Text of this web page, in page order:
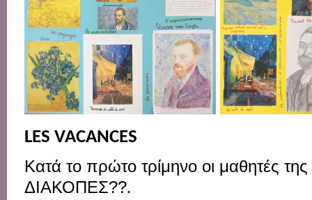
LES VACANCES
Κατά το πρώτο τρίμηνο οι μαθητές της
ΔΙΑΚΟΠΕΣ??.